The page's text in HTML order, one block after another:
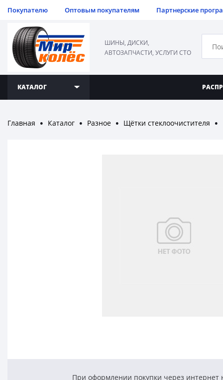
Покупателю Оптовым покупателям Партнерские
ШИНЫ, ДИСКИ,
АВТОЗАПЧАСТИ, УСЛУГИ СТО
КАТАЛОГ
Главная ● Каталог ● Разное ● Щётки стеклоочистителя ●
При оформлении покупки через интернет